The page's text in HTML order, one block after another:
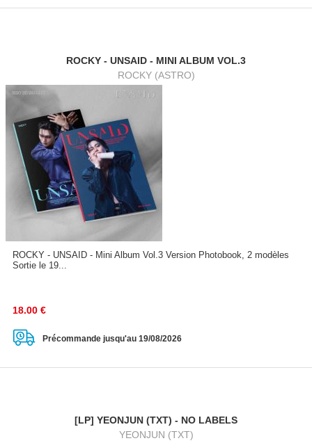
ROCKY - UNSAID - MINI ALBUM VOL.3
ROCKY (ASTRO)
ROCKY - UNSAID - Mini Album Vol.3 Version Photobook, 2 modèles
Sortie le 19...
18.00 €
Précommande jusqu'au 19/08/2026
[LP] YEONJUN (TXT) - NO LABELS
YEONJUN (TXT)